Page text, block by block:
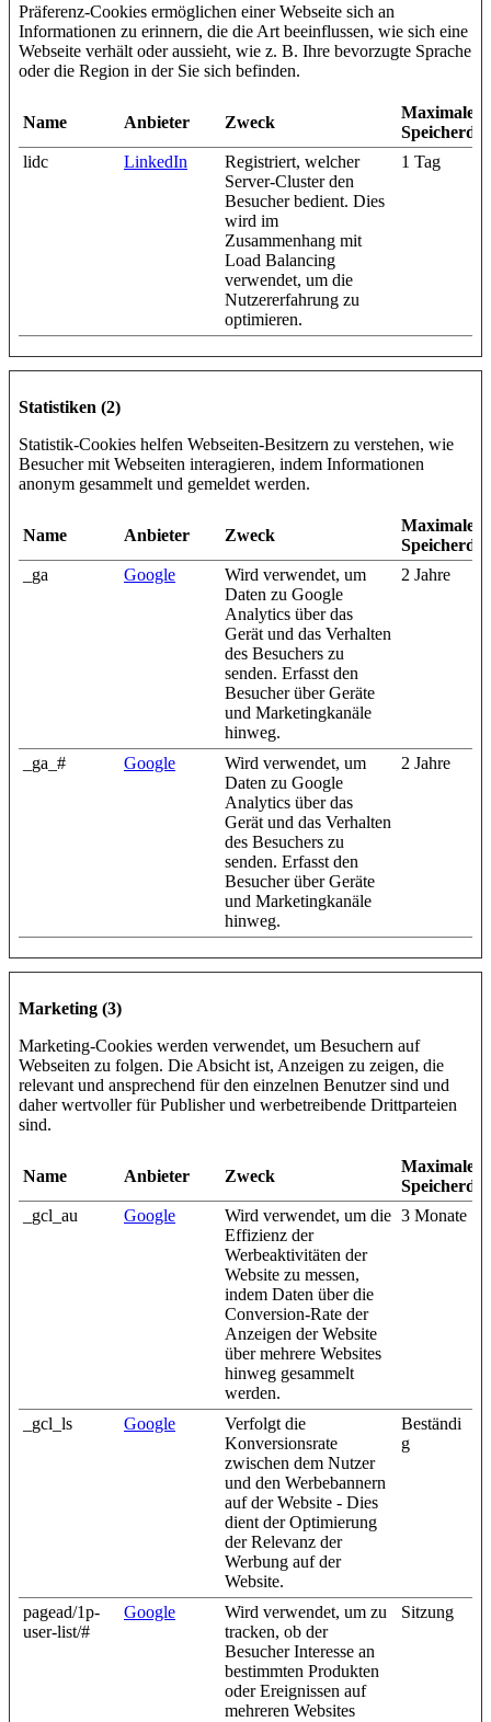
Präferenz-Cookies ermöglichen einer Webseite sich an
Informationen zu erinnern, die die Art beeinflussen, wie sich eine
Webseite verhält oder aussieht, wie z. B. Ihre bevorzugte Sprache
oder die Region in der Sie sich befinden.
Name Anbieter Zweck
Maximale
lidc
LinkedIn
Registriert, welcher
Server-Cluster den
Besucher bedient. Dies
wird im
Zusammenhang mit
Load Balancing
verwendet, um die
Nutzererfahrung zu
optimieren.
1 Tag
Statistiken (2)
Statistik-Cookies helfen Webseiten-Besitzern zu verstehen, wie
Besucher mit Webseiten interagieren, indem Informationen
anonym gesammelt und gemeldet werden.
Name Anbieter Zweck
Maximale
_ga
Google
Wird verwendet, um
Daten zu Google
Analytics über das
Gerät und das Verhalten
des Besuchers zu
senden. Erfasst den
Besucher über Geräte
und Marketingkanäle
hinweg.
2 Jahre
_ga_# Google
Wird verwendet, um
Daten zu Google
Analytics über das
Gerät und das Verhalten
des Besuchers zu
senden. Erfasst den
Besucher über Geräte
und Marketingkanäle
hinweg.
2 Jahre
Marketing (3)
Marketing-Cookies werden verwendet, um Besuchern auf
Webseiten zu folgen. Die Absicht ist, Anzeigen zu zeigen, die
relevant und ansprechend für den einzelnen Benutzer sind und
daher wertvoller für Publisher und werbetreibende Drittparteien
sind.
Name Anbieter Zweck
Maximale
_gcl_au
Google
Wird verwendet, um die
Effizienz der
Werbeaktivitäten der
Website zu messen,
indem Daten über die
Conversion-Rate der
Anzeigen der Website
über mehrere Websites
hinweg gesammelt
werden.
3 Monate
_gcl_ls Google
Verfolgt die
Konversionsrate
zwischen dem Nutzer
und den Werbebannern
auf der Website - Dies
dient der Optimierung
der Relevanz der
Werbung auf der
Website.
Beständi
g
pagead/1p-
user-list/#
Google
Wird verwendet, um zu
tracken, ob der
Besucher Interesse an
bestimmten Produkten
oder Ereignissen auf
mehreren Websites
Sitzung